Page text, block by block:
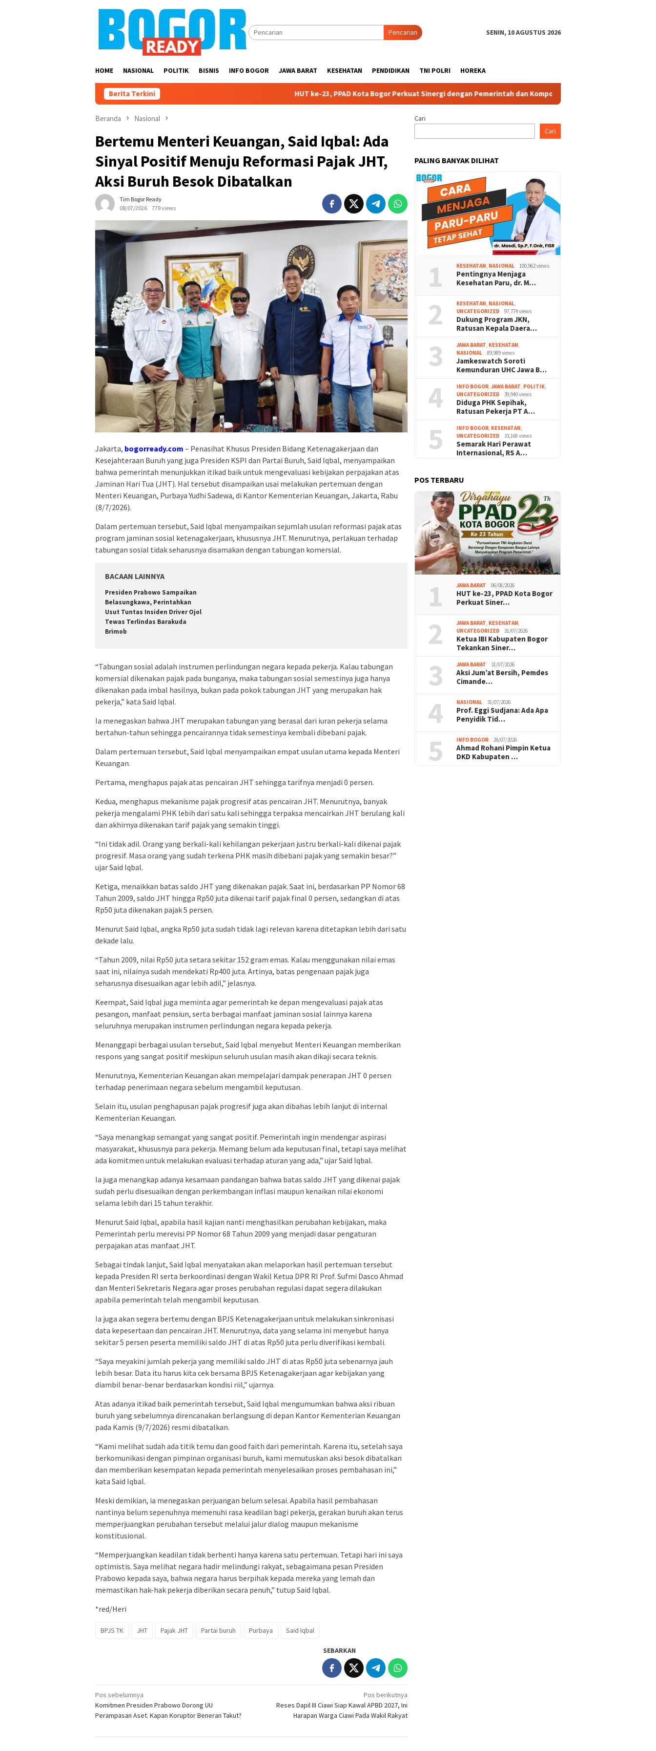
Pencarian SENIN, 10 AGUSTUS 2026
HOME NASIONAL POLITIK BISNIS INFO BOGOR JAWA BARAT KESEHATAN PENDIDIKAN TNI POLRI HOREKA
Berita Terkini HUT ke-23, PPAD Kota Bogor Perkuat Sinergi dengan Pemerintah dan Komponen Masyarakat
Beranda Nasional
Bertemu Menteri Keuangan, Said Iqbal: Ada
Sinyal Positif Menuju Reformasi Pajak JHT,
Aksi Buruh Besok Dibatalkan
Tim Bogor Ready
08/07/2026
779 views
Jakarta, bogorready.com – Penasihat Khusus Presiden Bidang Ketenagakerjaan dan
Kesejahteraan Buruh yang juga Presiden KSPI dan Partai Buruh, Said Iqbal, menyampaikan
bahwa pemerintah menunjukkan itikad baik untuk mengevaluasi kebijakan perpajakan atas
Jaminan Hari Tua (JHT). Hal tersebut disampaikan usai melakukan pertemuan dengan
Menteri Keuangan, Purbaya Yudhi Sadewa, di Kantor Kementerian Keuangan, Jakarta, Rabu
(8/7/2026).
Dalam pertemuan tersebut, Said Iqbal menyampaikan sejumlah usulan reformasi pajak atas
program jaminan sosial ketenagakerjaan, khususnya JHT. Menurutnya, perlakuan terhadap
tabungan sosial tidak seharusnya disamakan dengan tabungan komersial.
BACAAN LAINNYA
Presiden Prabowo Sampaikan
Belasungkawa, Perintahkan
Usut Tuntas Insiden Driver Ojol
Tewas Terlindas Barakuda
Brimob
“Tabungan sosial adalah instrumen perlindungan negara kepada pekerja. Kalau tabungan
komersial dikenakan pajak pada bunganya, maka tabungan sosial semestinya juga hanya
dikenakan pada imbal hasilnya, bukan pada pokok tabungan JHT yang merupakan hak
pekerja,” kata Said Iqbal.
Ia menegaskan bahwa JHT merupakan tabungan yang berasal dari iuran pekerja selama
bertahun-tahun sehingga pencairannya tidak semestinya kembali dibebani pajak.
Dalam pertemuan tersebut, Said Iqbal menyampaikan empat usulan utama kepada Menteri
Keuangan.
Pertama, menghapus pajak atas pencairan JHT sehingga tarifnya menjadi 0 persen.
Kedua, menghapus mekanisme pajak progresif atas pencairan JHT. Menurutnya, banyak
pekerja mengalami PHK lebih dari satu kali sehingga terpaksa mencairkan JHT berulang kali
dan akhirnya dikenakan tarif pajak yang semakin tinggi.
“Ini tidak adil. Orang yang berkali-kali kehilangan pekerjaan justru berkali-kali dikenai pajak
progresif. Masa orang yang sudah terkena PHK masih dibebani pajak yang semakin besar?”
ujar Said Iqbal.
Ketiga, menaikkan batas saldo JHT yang dikenakan pajak. Saat ini, berdasarkan PP Nomor 68
Tahun 2009, saldo JHT hingga Rp50 juta dikenai tarif pajak final 0 persen, sedangkan di atas
Rp50 juta dikenakan pajak 5 persen.
Menurut Said Iqbal, angka Rp50 juta sudah tidak lagi relevan karena ditetapkan lebih dari satu
dekade lalu.
“Tahun 2009, nilai Rp50 juta setara sekitar 152 gram emas. Kalau menggunakan nilai emas
saat ini, nilainya sudah mendekati Rp400 juta. Artinya, batas pengenaan pajak juga
seharusnya disesuaikan agar lebih adil,” jelasnya.
Keempat, Said Iqbal juga meminta agar pemerintah ke depan mengevaluasi pajak atas
pesangon, manfaat pensiun, serta berbagai manfaat jaminan sosial lainnya karena
seluruhnya merupakan instrumen perlindungan negara kepada pekerja.
Menanggapi berbagai usulan tersebut, Said Iqbal menyebut Menteri Keuangan memberikan
respons yang sangat positif meskipun seluruh usulan masih akan dikaji secara teknis.
Menurutnya, Kementerian Keuangan akan mempelajari dampak penerapan JHT 0 persen
terhadap penerimaan negara sebelum mengambil keputusan.
Selain itu, usulan penghapusan pajak progresif juga akan dibahas lebih lanjut di internal
Kementerian Keuangan.
“Saya menangkap semangat yang sangat positif. Pemerintah ingin mendengar aspirasi
masyarakat, khususnya para pekerja. Memang belum ada keputusan final, tetapi saya melihat
ada komitmen untuk melakukan evaluasi terhadap aturan yang ada,” ujar Said Iqbal.
Ia juga menangkap adanya kesamaan pandangan bahwa batas saldo JHT yang dikenai pajak
sudah perlu disesuaikan dengan perkembangan inflasi maupun kenaikan nilai ekonomi
selama lebih dari 15 tahun terakhir.
Menurut Said Iqbal, apabila hasil kajian nanti menghasilkan perubahan kebijakan, maka
Pemerintah perlu merevisi PP Nomor 68 Tahun 2009 yang menjadi dasar pengaturan
perpajakan atas manfaat JHT.
Sebagai tindak lanjut, Said Iqbal menyatakan akan melaporkan hasil pertemuan tersebut
kepada Presiden RI serta berkoordinasi dengan Wakil Ketua DPR RI Prof. Sufmi Dasco Ahmad
dan Menteri Sekretaris Negara agar proses perubahan regulasi dapat segera dilakukan
apabila pemerintah telah mengambil keputusan.
Ia juga akan segera bertemu dengan BPJS Ketenagakerjaan untuk melakukan sinkronisasi
data kepesertaan dan pencairan JHT. Menurutnya, data yang selama ini menyebut hanya
sekitar 5 persen peserta memiliki saldo JHT di atas Rp50 juta perlu diverifikasi kembali.
“Saya meyakini jumlah pekerja yang memiliki saldo JHT di atas Rp50 juta sebenarnya jauh
lebih besar. Data itu harus kita cek bersama BPJS Ketenagakerjaan agar kebijakan yang
diambil benar-benar berdasarkan kondisi riil,” ujarnya.
Atas adanya itikad baik pemerintah tersebut, Said Iqbal mengumumkan bahwa aksi ribuan
buruh yang sebelumnya direncanakan berlangsung di depan Kantor Kementerian Keuangan
pada Kamis (9/7/2026) resmi dibatalkan.
“Kami melihat sudah ada titik temu dan good faith dari pemerintah. Karena itu, setelah saya
berkomunikasi dengan pimpinan organisasi buruh, kami memutuskan aksi besok dibatalkan
dan memberikan kesempatan kepada pemerintah menyelesaikan proses pembahasan ini,”
kata Said Iqbal.
Meski demikian, ia menegaskan perjuangan belum selesai. Apabila hasil pembahasan
nantinya belum sepenuhnya memenuhi rasa keadilan bagi pekerja, gerakan buruh akan terus
memperjuangkan perubahan tersebut melalui jalur dialog maupun mekanisme
konstitusional.
“Memperjuangkan keadilan tidak berhenti hanya karena satu pertemuan. Tetapi hari ini saya
optimistis. Saya melihat negara hadir melindungi rakyat, sebagaimana pesan Presiden
Prabowo kepada saya, bahwa negara harus berpihak kepada mereka yang lemah dan
memastikan hak-hak pekerja diberikan secara penuh,” tutup Said Iqbal.
*red/Heri
BPJS TK JHT Pajak JHT Partai buruh Purbaya Said Iqbal
SEBARKAN
Navigasi
pos
Pos sebelumnya
Komitmen Presiden Prabowo Dorong UU
Perampasan Aset. Kapan Koruptor Beneran Takut?
Pos berikutnya
Reses Dapil III Ciawi Siap Kawal APBD 2027, Ini
Harapan Warga Ciawi Pada Wakil Rakyat
Cari
Cari
PALING BANYAK DILIHAT
1 KESEHATAN NASIONAL 100,962 views
Pentingnya Menjaga
Kesehatan Paru, dr. M…
2 KESEHATAN NASIONAL
UNCATEGORIZED
97,774 views
Dukung Program JKN,
Ratusan Kepala Daera…
3 JAWA BARAT KESEHATAN
NASIONAL
89,989 views
Jamkeswatch Soroti
Kemunduran UHC Jawa B…
4 INFO BOGOR ,JAWA BARAT POLITIK
UNCATEGORIZED
39,940 views
Diduga PHK Sepihak,
Ratusan Pekerja PT A…
5 INFO BOGOR KESEHATAN
UNCATEGORIZED
33,168 views
Semarak Hari Perawat
Internasional, RS A…
POS TERBARU
1 JAWA BARAT 06/08/2026
HUT ke-23, PPAD Kota Bogor
Perkuat Siner…
2 JAWA BARAT KESEHATAN
UNCATEGORIZED
31/07/2026
Ketua IBI Kabupaten Bogor
Tekankan Siner…
3 JAWA BARAT 31/07/2026
Aksi Jum’at Bersih, Pemdes
Cimande…
4 NASIONAL 31/07/2026
Prof. Eggi Sudjana: Ada Apa
Penyidik Tid…
5 INFO BOGOR 26/07/2026
Ahmad Rohani Pimpin Ketua
DKD Kabupaten …